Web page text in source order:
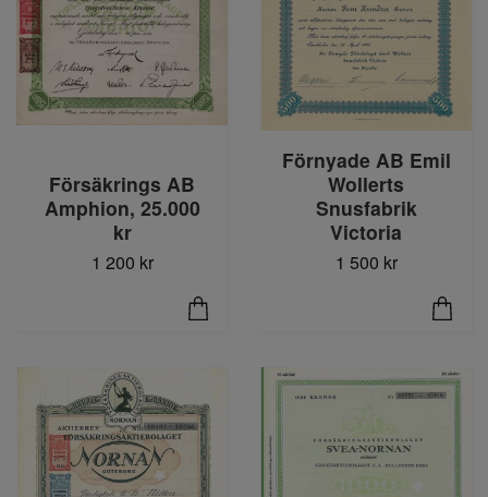
Försäkrings AB
Amphion, 25.000
kr
1 200 kr
Förnyade AB Emil
Wollerts
Snusfabrik
Victoria
1 500 kr